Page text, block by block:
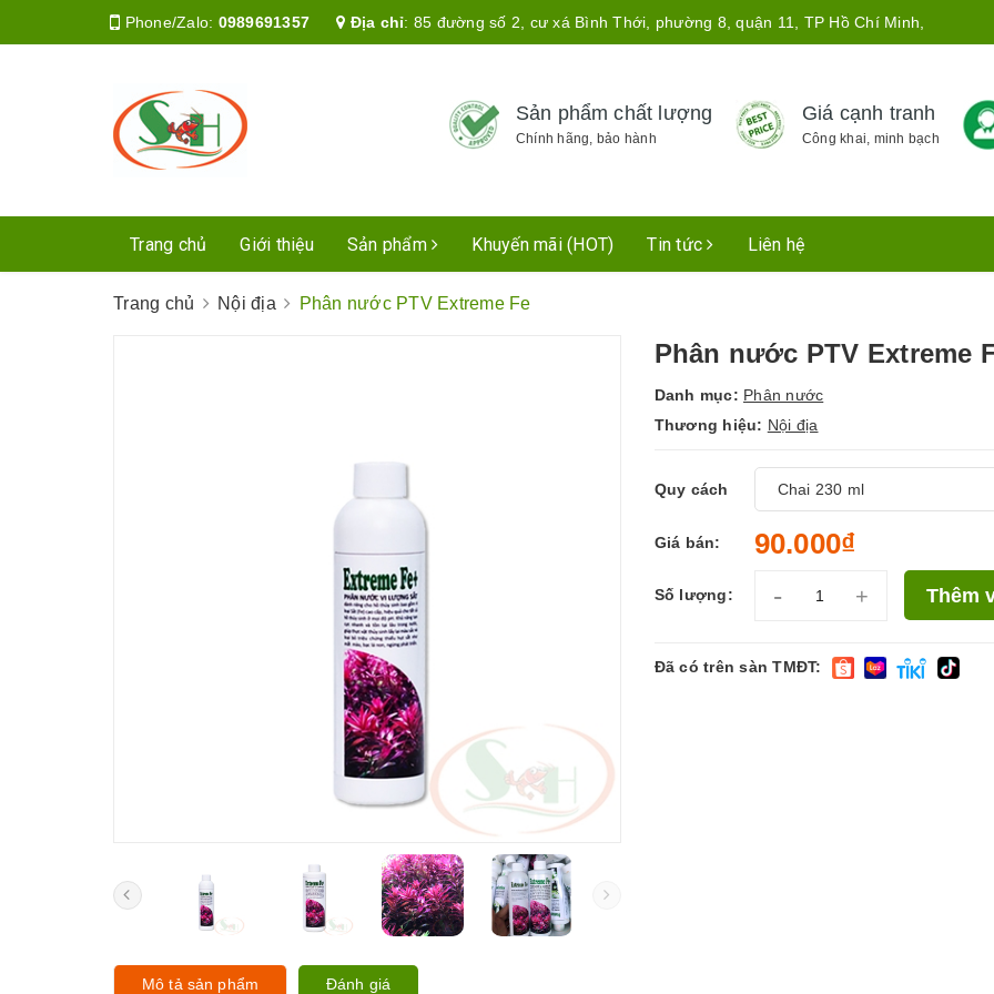
Phone/Zalo: 0989691357 Địa chỉ: 85 đường số 2, cư xá Bình Thới, phường 8, quận 11, TP Hồ Chí Minh,
Sản phẩm chất lượng
Chính hãng, bảo hành
Giá cạnh tranh
Công khai, minh bạch
Trang chủ Giới thiệu Sản phẩm Khuyến mãi (HOT) Tin tức Liên hệ
Trang chủ Nội địa Phân nước PTV Extreme Fe
Phân nước PTV Extreme
Danh mục: Phân nước
Thương hiệu: Nội địa
Quy cách
Giá bán: 90.000₫
Số lượng: - + Thêm
Đã có trên sàn TMĐT:
Mô tả sản phẩm Đánh giá